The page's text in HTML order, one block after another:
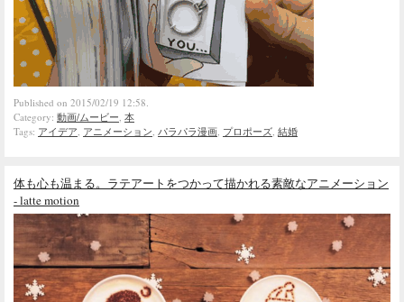
Published on 2015/02/19 12:58.
Category: 動画/ムービー, 本
Tags: アイデア, アニメーション, パラパラ漫画, プロポーズ, 結婚
体も心も温まる。ラテアートをつかって描かれる素敵なアニメーション
- latte motion